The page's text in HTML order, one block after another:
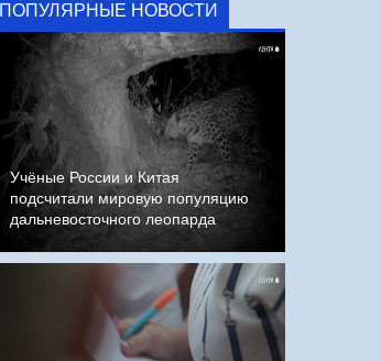
ПОПУЛЯРНЫЕ НОВОСТИ
Учёные России и Китая
подсчитали мировую популяцию
дальневосточного леопарда